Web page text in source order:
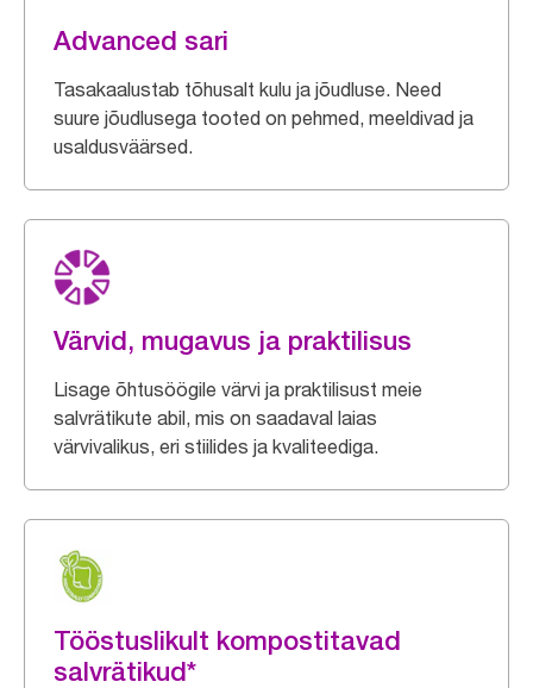
Advanced sari
Tasakaalustab tõhusalt kulu ja jõudluse. Need
suure jõudlusega tooted on pehmed, meeldivad ja
usaldusväärsed.
Värvid, mugavus ja praktilisus
Lisage õhtusöögile värvi ja praktilisust meie
salvrätikute abil, mis on saadaval laias
värvivalikus, eri stiilides ja kvaliteediga.
Tööstuslikult kompostitavad
salvrätikud*